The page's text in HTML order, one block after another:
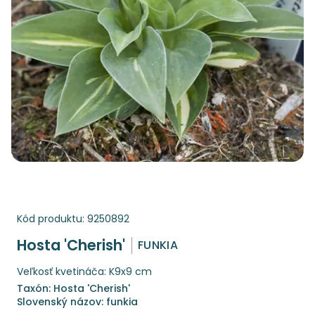
Kód produktu: 9250892
Hosta 'Cherish' FUNKIA
Veľkosť kvetináča: K9x9 cm
Taxón: Hosta 'Cherish'
Slovenský názov: funkia